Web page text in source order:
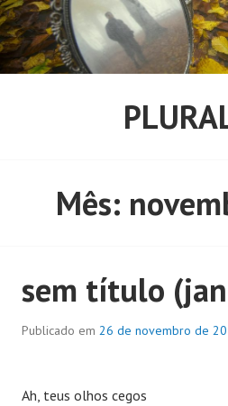
Pular
para
o
conteúdo
Mês:
sem título
Publicado em 26 de novembro de
Ah, teus olhos cegos